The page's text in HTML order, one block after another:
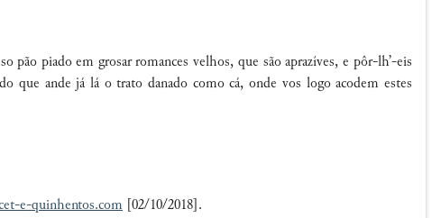
pão piado em grosarromances velhos, que são aprazíves, e pôr-lh’-eis
que ande já lá o trato danado como cá, onde vos logo acodem estes
e-quinhentos.com [02/10/2018].